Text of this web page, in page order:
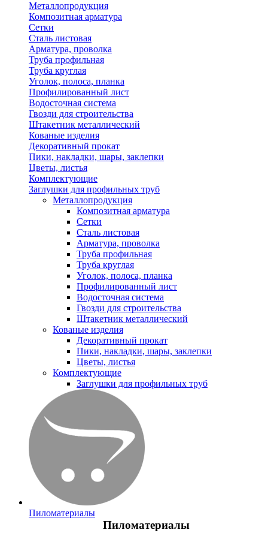
Металлопродукция
Композитная арматура
Сетки
Сталь листовая
Арматура, проволка
Труба профильная
Труба круглая
Уголок, полоса, планка
Профилированный лист
Водосточная система
Гвозди для строительства
Штакетник металлический
Кованые изделия
Декоративный прокат
Пики, накладки, шары, заклепки
Цветы, листья
Комплектующие
Заглушки для профильных труб
Металлопродукция
Композитная арматура
Сетки
Сталь листовая
Арматура, проволка
Труба профильная
Труба круглая
Уголок, полоса, планка
Профилированный лист
Водосточная система
Гвозди для строительства
Штакетник металлический
Кованые изделия
Декоративный прокат
Пики, накладки, шары, заклепки
Цветы, листья
Комплектующие
Заглушки для профильных труб
Пиломатериалы
Пиломатериалы